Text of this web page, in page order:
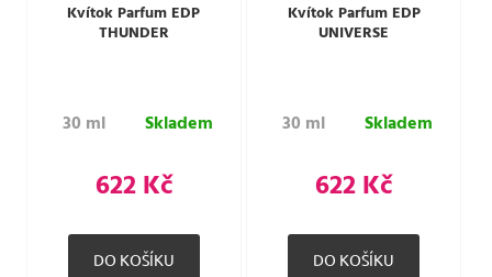
Kvítok Parfum EDP
THUNDER
30 ml Skladem
622 Kč
Kvítok Parfum EDP
UNIVERSE
30 ml Skladem
622 Kč